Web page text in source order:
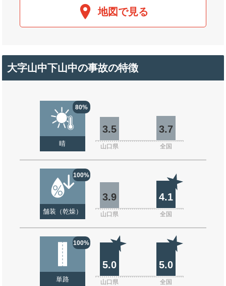
地図で見る
大字山中下山中の事故の特徴
80%
晴
3.5 3.7
山口県 全国
100%
舗装（乾燥）
3.9 4.1
山口県 全国
100%
単路
5.0 5.0
山口県 全国